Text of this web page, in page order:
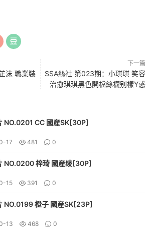
沫 職業裝
下一篇
SSA絲社 第023期：小琪琪 笑容
治愈琪琪黑色開檔絲襪别樣Y惑
NO.0201 CC 國産SK[30P]
17 481 0
NO.0200 梓琦 國産绫[30P]
15 391 0
NO.0199 橙子 國産SK[23P]
13 468 0